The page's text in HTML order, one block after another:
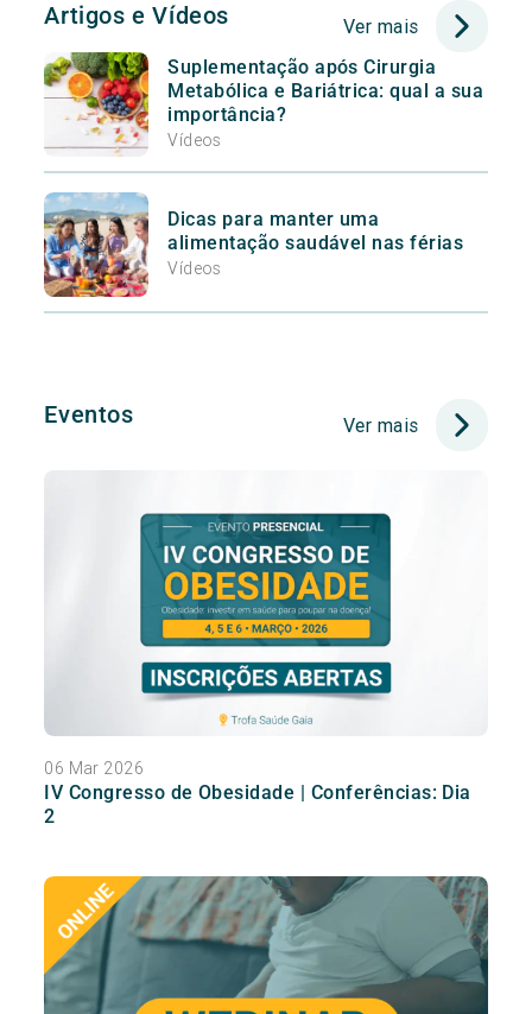
Artigos e Vídeos Ver mais
Suplementação após Cirurgia
Metabólica e Bariátrica: qual a sua
importância?
Vídeos
Dicas para manter uma
alimentação saudável nas férias
Vídeos
Eventos Ver mais
06 Mar 2026
IV Congresso de Obesidade | Conferências: Dia
2